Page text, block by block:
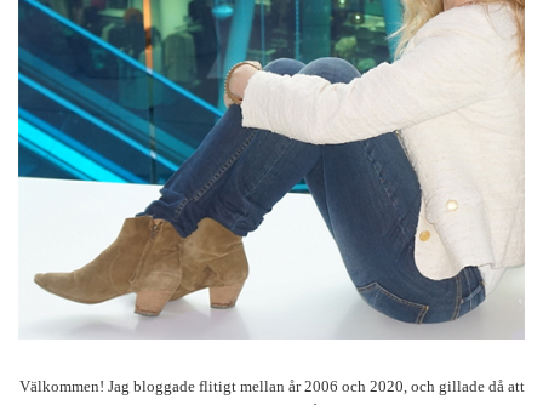
Välkommen! Jag bloggade flitigt mellan år 2006 och 2020, och gillade då att